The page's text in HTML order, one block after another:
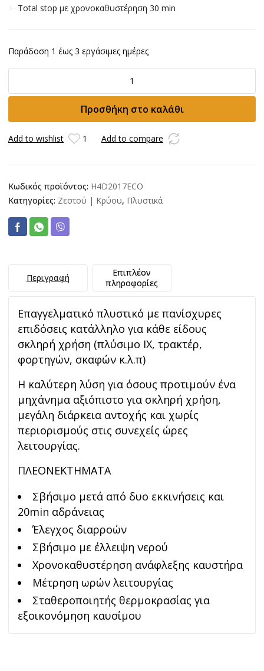
Total stop με χρονοκαθυστέρηση 30 min
Παράδοση 1 έως 3 εργάσιμες ημέρες
Galaxy
2017
ECO
Προσθήκη στο καλάθι
Add to wishlist 1 Add to compare
Κωδικός προϊόντος: H4D2017ECO
Κατηγορίες: Ζεστού | Κρύου, Πλυστικά
Περιγραφή
Επιπλέον
πληροφορίες
Επαγγελματικό πλυστικό με πανίσχυρες
επιδόσεις κατάλληλο για κάθε είδους
σκληρή χρήση (πλύσιμο ΙΧ, τρακτέρ,
φορτηγών, σκαφών κ.λ.π)
Η καλύτερη λύση για όσους προτιμούν ένα
μηχάνημα αξιόπιστο για σκληρή χρήση,
μεγάλη διάρκεια αντοχής και χωρίς
περιορισμούς στις συνεχείς ώρες
λειτουργίας.
ΠΛΕΟΝΕΚΤΗΜΑΤΑ
Σβήσιμο μετά από δυο εκκινήσεις και
20min αδράνειας
Έλεγχος διαρροών
Σβήσιμο με έλλειψη νερού
Χρονοκαθυστέρηση ανάφλεξης καυστήρα
Μέτρηση ωρών λειτουργίας
Σταθεροποιητής θερμοκρασίας για
εξοικονόμηση καυσίμου